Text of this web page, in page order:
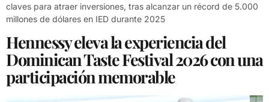
claves para atraer inversiones, tras alcanzar un récord de 5.000
millones de dólares en IED durante 2025
Hennessy eleva la experiencia del
Dominican Taste Festival 2026 con una
participación memorable